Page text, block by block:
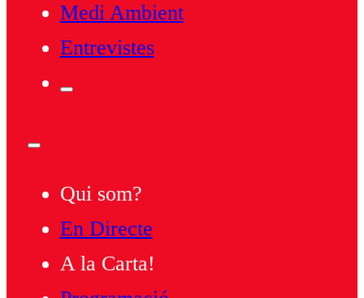
Medi Ambient
Entrevistes
Qui som?
En Directe
A la Carta!